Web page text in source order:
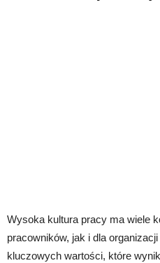
Wysoka kultura pracy ma wiele
pracowników, jak i dla
kluczowych wartości, które